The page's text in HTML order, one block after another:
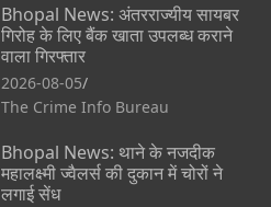
Bhopal News: अंतरराज्यीय सायबर
गिरोह के लिए बैंक खाता उपलब्ध कराने
वाला गिरफ्तार
2026-08-05
The Crime Info Bureau
Bhopal News: थाने के नजदीक
महालक्ष्मी ज्वैलर्स की दुकान में चोरों ने
लगाई सेंध